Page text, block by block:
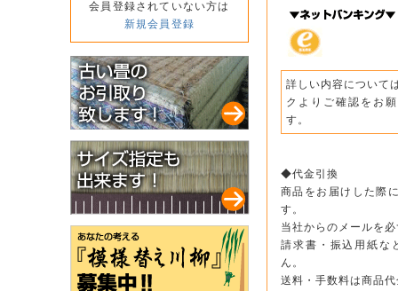
会員登録されていない方は
新規会員登録
詳しい内容について
クよりご確認をお
す。
◆代金引換
商品をお届けした際
す。
当社からのメールを
請求書・振込用紙な
ん。
送料・手数料は商品